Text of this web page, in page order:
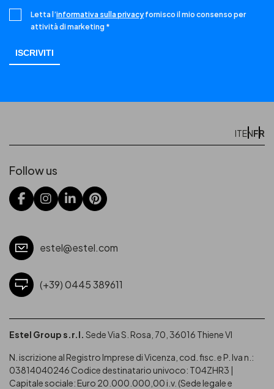
Letta l’informativa sulla privacy fornisco il mio consenso per
attività di marketing *
ITENFR
Follow us
estel@estel.com
(+39) 0445 389611
Estel Group s.r.l. Sede Via S. Rosa, 70, 36016 Thiene VI
N. iscrizione al Registro Imprese di Vicenza, cod. fisc. e P. Iva n.:
03814040246 Codice destinatario univoco: T04ZHR3 |
Capitale sociale: Euro 20.000.000,00 i.v. (Sede legale e